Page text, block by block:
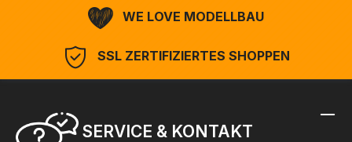
WE LOVE MODELLBAU
SSL ZERTIFIZIERTES SHOPPEN
SERVICE & KONTAKT